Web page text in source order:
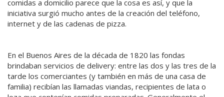
comidas a domicilio parece que la cosa es así, y que la
iniciativa surgió mucho antes de la creación del teléfono,
internet y de las cadenas de pizza.
En el Buenos Aires de la década de 1820 las fondas
brindaban servicios de delivery: entre las dos y las tres de la
tarde los comerciantes (y también en más de una casa de
familia) recibían las llamadas viandas, recipientes de lata o